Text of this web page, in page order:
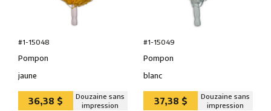
#1-15048
Pompon
jaune
36,38 $
Douzaine sans
impression
#1-15049
Pompon
blanc
37,38 $
Douzaine sans
impression